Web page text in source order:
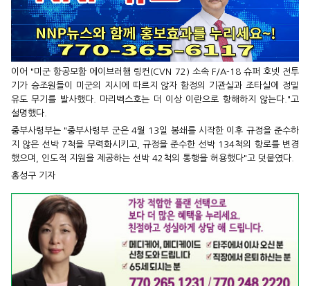
이어 "미군 항공모함 에이브러햄 링컨(CVN 72) 소속 F/A-18 슈퍼 호넷 전투
기가 승조원들이 미군의 지시에 따르지 않자 함정의 기관실과 조타실에 정밀
유도 무기를 발사했다. 마리벡스호는 더 이상 이란으로 항해하지 않는다."고
설명했다.
중부사령부는 "중부사령부 군은 4월 13일 봉쇄를 시작한 이후 규정을 준수하
지 않은 선박 7척을 무력화시키고, 규정을 준수한 선박 134척의 항로를 변경
했으며, 인도적 지원을 제공하는 선박 42척의 통행을 허용했다"고 덧붙였다.
홍성구 기자